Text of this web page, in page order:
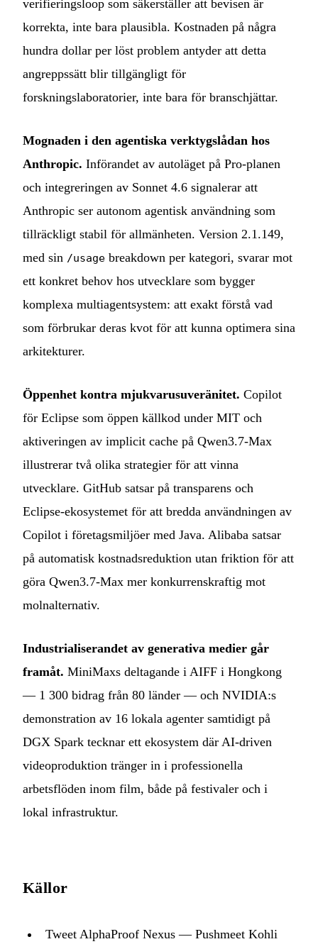
verifieringsloop som säkerställer att bevisen är
korrekta, inte bara plausibla. Kostnaden på några
hundra dollar per löst problem antyder att detta
angreppssätt blir tillgängligt för
forskningslaboratorier, inte bara för branschjättar.
Mognaden i den agentiska verktygslådan hos
Anthropic. Införandet av autoläget på Pro-planen
och integreringen av Sonnet 4.6 signalerar att
Anthropic ser autonom agentisk användning som
tillräckligt stabil för allmänheten. Version 2.1.149,
med sin /usage breakdown per kategori, svarar mot
ett konkret behov hos utvecklare som bygger
komplexa multiagentsystem: att exakt förstå vad
som förbrukar deras kvot för att kunna optimera sina
arkitekturer.
Öppenhet kontra mjukvarusuveränitet. Copilot
för Eclipse som öppen källkod under MIT och
aktiveringen av implicit cache på Qwen3.7-Max
illustrerar två olika strategier för att vinna
utvecklare. GitHub satsar på transparens och
Eclipse-ekosystemet för att bredda användningen av
Copilot i företagsmiljöer med Java. Alibaba satsar
på automatisk kostnadsreduktion utan friktion för att
göra Qwen3.7-Max mer konkurrenskraftig mot
molnalternativ.
Industrialiserandet av generativa medier går
framåt. MiniMaxs deltagande i AIFF i Hongkong
— 1 300 bidrag från 80 länder — och NVIDIA:s
demonstration av 16 lokala agenter samtidigt på
DGX Spark tecknar ett ekosystem där AI-driven
videoproduktion tränger in i professionella
arbetsflöden inom film, både på festivaler och i
lokal infrastruktur.
Källor
Tweet AlphaProof Nexus — Pushmeet Kohli